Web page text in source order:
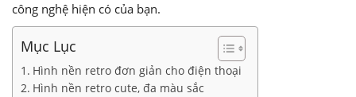
công nghệ hiện có của bạn.
Mục Lục
Hình nền retro đơn giản cho điện thoại
Hình nền retro cute, đa màu sắc